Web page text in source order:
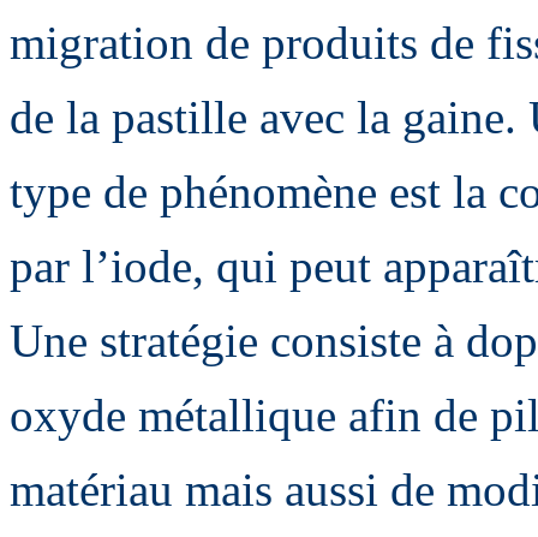
migration de produits de
de la pastille avec la gaine.
type de phénomène est la
par l’iode, qui peut
Une stratégie consiste à
oxyde métallique afin de
matériau mais aussi de